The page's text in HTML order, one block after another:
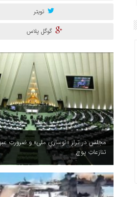
تویتر
گوگل پلاس
مجلس در ترازِ «نوسازیِ ملی» و ضرورتِ
تنازعاتِ پوچ